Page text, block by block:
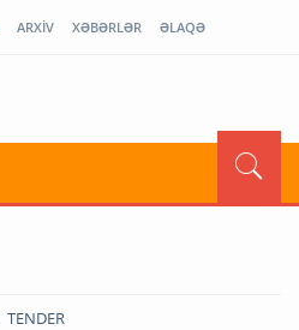
ARXİV XƏBƏRLƏR ƏLAQƏ
TENDER